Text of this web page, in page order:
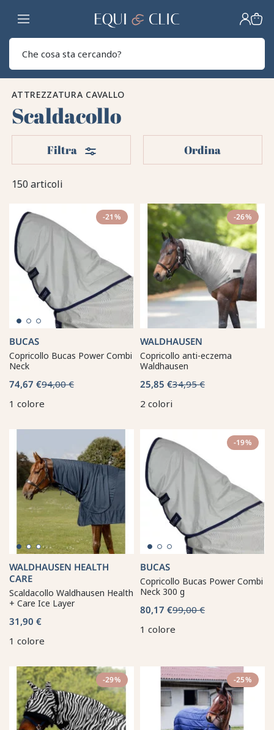
Casa
ATTREZZATURA CAVALLO
Scaldacollo
150 articoli
Filtra Filtri Ordina
-21%
BUCAS
Copricollo Bucas Power Combi
Neck
74,67 €94,00 €
1 colore
-26%
WALDHAUSEN
Copricollo anti-eczema
Waldhausen
25,85 €34,95 €
2 colori
WALDHAUSEN HEALTH
CARE
Scaldacollo Waldhausen Health
+ Care Ice Layer
31,90 €
1 colore
-19%
BUCAS
Copricollo Bucas Power Combi
Neck 300 g
80,17 €99,00 €
1 colore
-29% -25%